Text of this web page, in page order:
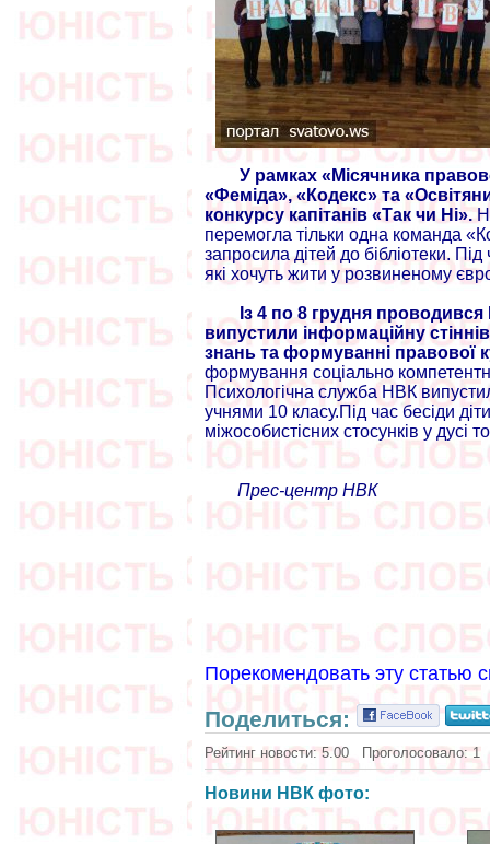
У рамках «Місячника
«Феміда», «Кодекс» та
конкурсу капітанів «Так чи Ні».
перемогла тільки одна команда
запросила дітей до бібліотеки.
які хочуть жити у розвиненому
Із 4 по 8 грудня
випустили інформаційну
знань та формуванні правової
формування соціально
Психологічна служба НВК
учнями 10 класу.Під час бесіди
міжособистісних стосунків у дусі
Прес-центр НВК
Порекомендовать эту статью
Поделиться:
Рейтинг новости: 5.00 Проголосовало: 1
Новини НВК фото: